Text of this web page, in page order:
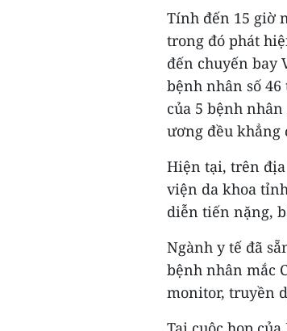
Tính đến 15 giờ
trong đó phát
đến chuyến bay
bệnh nhân số 46
của 5 bệnh
ương đều
Hiện tại, trên
viện da khoa
diễn tiến nặng,
Ngành y tế đã
bệnh nhân mắc
monitor, truyền